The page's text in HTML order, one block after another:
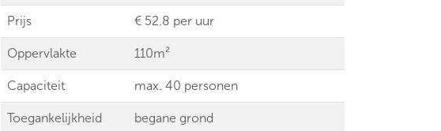
Prijs € 52.8 per uur
Oppervlakte 110m²
Capaciteit max. 40 personen
Toegankelijkheid begane grond